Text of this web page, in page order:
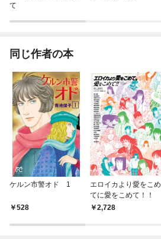
て
同じ作者の本
ケルン市警オド 1
528
エロイカより愛をこめ
てに愛をこめて！！
2,728